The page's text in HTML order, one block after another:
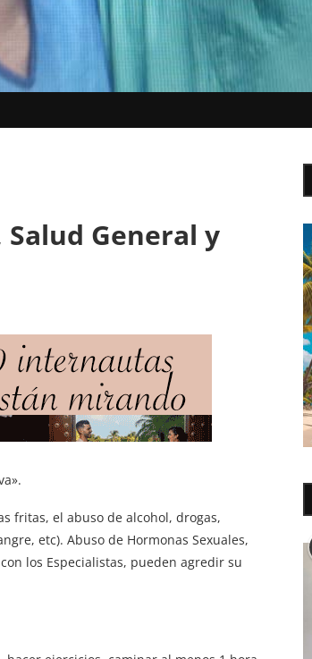
General y
fritas, el abuso de alcohol, drogas,
etc). Abuso de Hormonas Sexuales,
los Especialistas, pueden agredir su